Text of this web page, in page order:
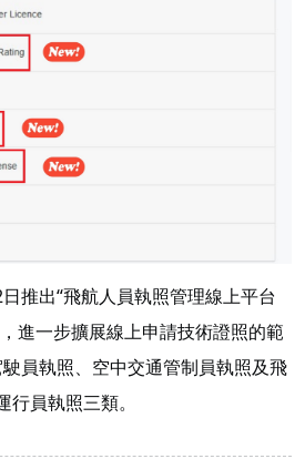
推出“飛航人員執照管理線上平台
進一步擴展線上申請技術證照的範
員執照、空中交通管制員執照及飛
行員執照三類。